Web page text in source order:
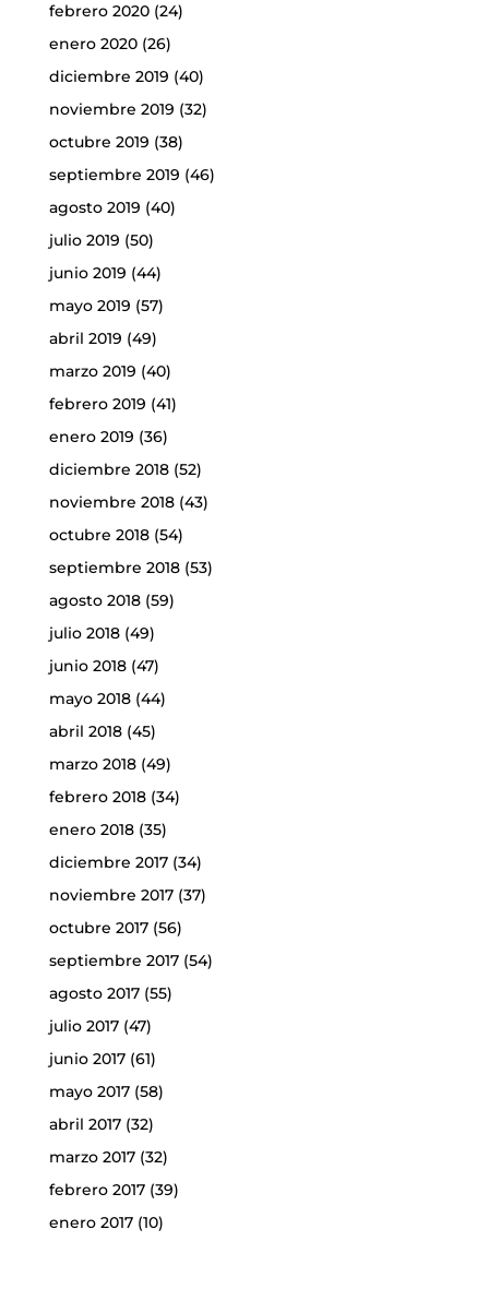
febrero 2020(24)
enero 2020(26)
diciembre 2019 (40)
noviembre 2019 (32)
octubre 2019 (38)
septiembre 2019 (46)
agosto 2019 (40)
julio 2019 (50)
junio 2019 (44)
mayo 2019 (57)
abril 2019 (49)
marzo 2019 (40)
febrero 2019 (41)
enero 2019 (36)
diciembre 2018(52)
noviembre 2018(43)
octubre 2018(54)
septiembre 2018(53)
agosto 2018(59)
julio 2018(49)
junio 2018(47)
mayo 2018(44)
abril 2018(45)
marzo 2018(49)
febrero 2018(34)
enero 2018(35)
diciembre 2017(34)
noviembre 2017(37)
octubre 2017(56)
septiembre 2017(54)
agosto 2017(55)
julio 2017(47)
junio 2017(61)
mayo 2017(58)
abril 2017(32)
marzo 2017(32)
febrero 2017(39)
enero 2017(10)